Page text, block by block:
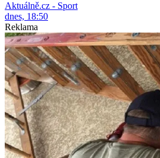
Aktuálně.cz - Sport
dnes, 18:50
Reklama